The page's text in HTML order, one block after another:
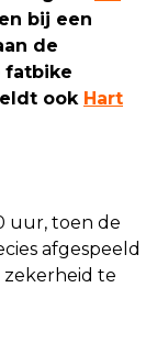
bij een
de
fatbike
ook Hart
uur, toen de
afgespeeld
zekerheid te